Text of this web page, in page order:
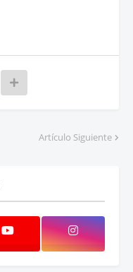
Artículo Siguiente